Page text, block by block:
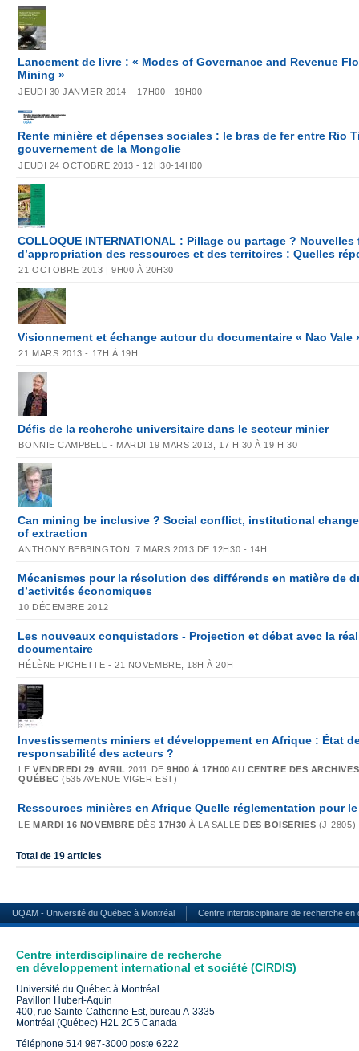
Lancement de livre : « Modes of Governance and Revenue
Mining »
JEUDI 30 JANVIER 2014 – 17H00 - 19H00
Rente minière et dépenses sociales : le bras de fer entre Rio
gouvernement de la Mongolie
JEUDI 24 OCTOBRE 2013 - 12H30-14H00
COLLOQUE INTERNATIONAL : Pillage ou partage ? Nouvelles
d’appropriation des ressources et des territoires : Quelles
21 OCTOBRE 2013 | 9H00 À 20H30
Visionnement et échange autour du documentaire « Nao Vale
21 MARS 2013 - 17H À 19H
Défis de la recherche universitaire dans le secteur minier
BONNIE CAMPBELL - MARDI 19 MARS 2013, 17 H 30 À 19 H 30
Can mining be inclusive ? Social conflict, institutional
of extraction
ANTHONY BEBBINGTON, 7 MARS 2013 DE 12H30 - 14H
Mécanismes pour la résolution des différends en matière de
d’activités économiques
10 DÉCEMBRE 2012
Les nouveaux conquistadors - Projection et débat avec la
documentaire
HÉLÈNE PICHETTE - 21 NOVEMBRE, 18H À 20H
Investissements miniers et développement en Afrique : État
responsabilité des acteurs ?
LEVENDREDI 29 AVRIL 2011 DE9H00 À 17H00 AU CENTRE DES
QUÉBEC (535 AVENUE VIGER EST)
Ressources minières en Afrique Quelle réglementation pour
LEMARDI 16 NOVEMBRE DÈS 17H30 À LA SALLEDES BOISERIES (J-2805)
Total de 19 articles
UQAM - Université du Québec à Montréal Centre interdisciplinaire de recherche
Centre interdisciplinaire de recherche
en développement international et société (CIRDIS)
Université du Québec à Montréal
Pavillon Hubert-Aquin
400, rue Sainte-Catherine Est, bureau A-3335
Montréal (Québec) H2L 2C5 Canada
Téléphone 514 987-3000 poste 6222